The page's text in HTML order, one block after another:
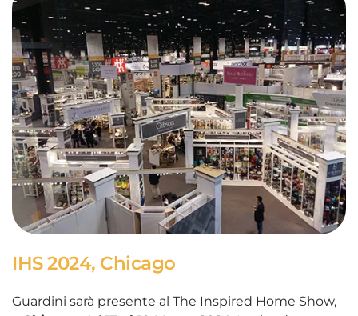
IHS 2024, Chicago
Guardini sarà presente al The Inspired Home Show,